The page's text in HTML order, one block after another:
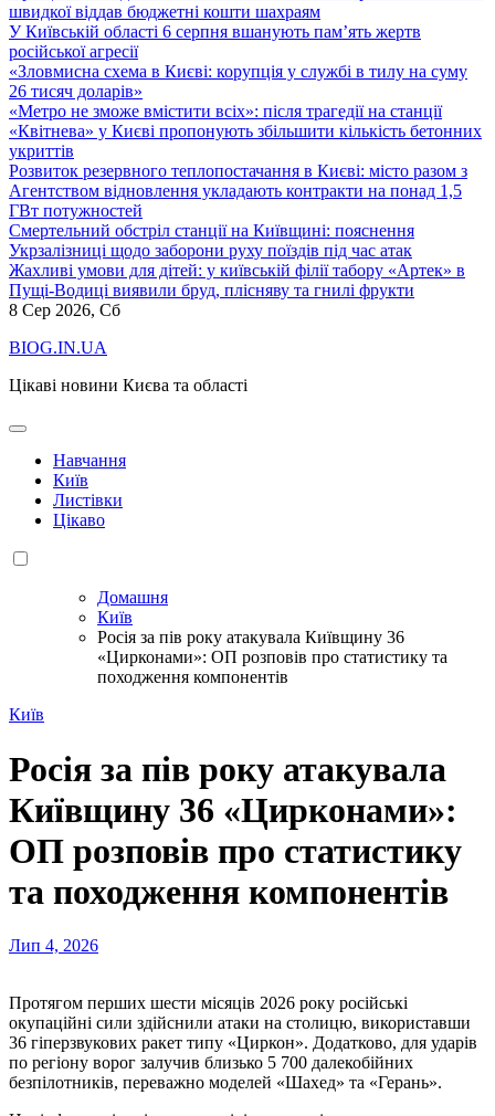
швидкої віддав бюджетні кошти шахраям
У Київській області 6 серпня вшанують пам’ять жертв
російської агресії
«Зловмисна схема в Києві: корупція у службі в тилу на суму
26 тисяч доларів»
«Метро не зможе вмістити всіх»: після трагедії на станції
«Квітнева» у Києві пропонують збільшити кількість бетонних
укриттів
Розвиток резервного теплопостачання в Києві: місто разом з
Агентством відновлення укладають контракти на понад 1,5
ГВт потужностей
Смертельний обстріл станції на Київщині: пояснення
Укрзалізниці щодо заборони руху поїздів під час атак
Жахливі умови для дітей: у київській філії табору «Артек» в
Пущі-Водиці виявили бруд, плісняву та гнилі фрукти
8 Сер 2026, Сб
BIOG.IN.UA
Цікаві новини Києва та області
Навчання
Київ
Листівки
Цікаво
Домашня
Київ
Росія за пів року атакувала Київщину 36
«Цирконами»: ОП розповів про статистику та
походження компонентів
Київ
Росія за пів року атакувала
Київщину 36 «Цирконами»:
ОП розповів про статистику
та походження компонентів
Лип 4, 2026
Протягом перших шести місяців 2026 року російські
окупаційні сили здійснили атаки на столицю, використавши
36 гіперзвукових ракет типу «Циркон». Додатково, для ударів
по регіону ворог залучив близько 5 700 далекобійних
безпілотників, переважно моделей «Шахед» та «Герань».